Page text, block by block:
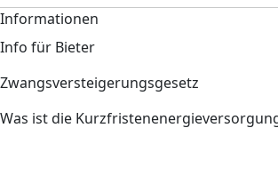
Informationen
Info für Bieter
Zwangsversteigerungsgesetz
Was ist die